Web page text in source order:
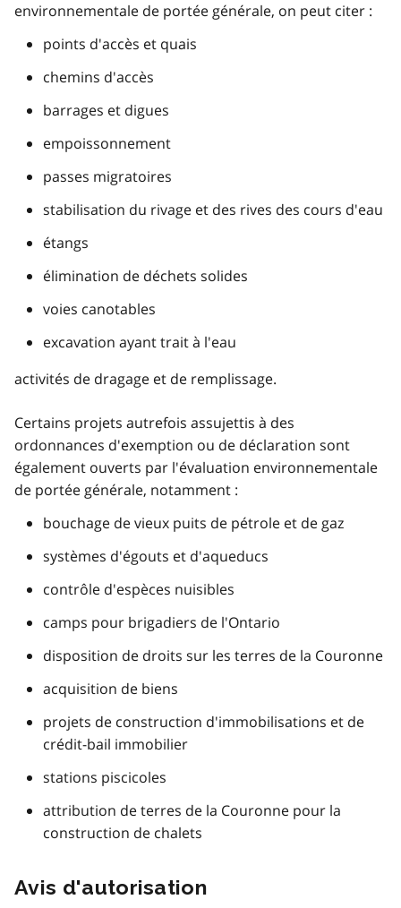
environnementale de portée générale, on peut citer :
points d'accès et quais
chemins d'accès
barrages et digues
empoissonnement
passes migratoires
stabilisation du rivage et des rives des cours d'eau
étangs
élimination de déchets solides
voies canotables
excavation ayant trait à l'eau
activités de dragage et de remplissage.
Certains projets autrefois assujettis à des
ordonnances d'exemption ou de déclaration sont
également ouverts par l'évaluation environnementale
de portée générale, notamment :
bouchage de vieux puits de pétrole et de gaz
systèmes d'égouts et d'aqueducs
contrôle d'espèces nuisibles
camps pour brigadiers de l'Ontario
disposition de droits sur les terres de la Couronne
acquisition de biens
projets de construction d'immobilisations et de
crédit-bail immobilier
stations piscicoles
attribution de terres de la Couronne pour la
construction de chalets
Avis d'autorisation